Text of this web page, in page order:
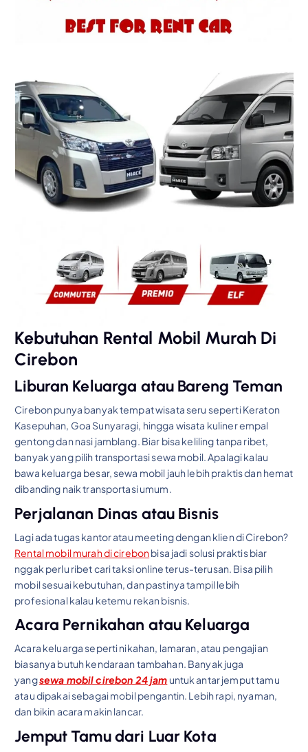
Kebutuhan Rental Mobil Murah Di
Cirebon
Liburan Keluarga atau Bareng Teman
Cirebon punya banyak tempat wisata seru seperti Keraton
Kasepuhan, Goa Sunyaragi, hingga wisata kuliner empal
gentong dan nasi jamblang. Biar bisa keliling tanpa ribet,
banyak yang pilih transportasi sewa mobil. Apalagi kalau
bawa keluarga besar, sewa mobil jauh lebih praktis dan hemat
dibanding naik transportasi umum.
Perjalanan Dinas atau Bisnis
Lagi ada tugas kantor atau meeting dengan klien di Cirebon?
Rental mobil murah di cirebonbisa jadi solusi praktis biar
nggak perlu ribet cari taksi online terus-terusan. Bisa pilih
mobil sesuai kebutuhan, dan pastinya tampil lebih
profesional kalau ketemu rekan bisnis.
Acara Pernikahan atau Keluarga
Acara keluarga seperti nikahan, lamaran, atau pengajian
biasanya butuh kendaraan tambahan. Banyak juga
yangsewa mobil cirebon 24 jam untuk antar jemput tamu
atau dipakai sebagai mobil pengantin. Lebih rapi, nyaman,
dan bikin acara makin lancar.
Jemput Tamu dari Luar Kota